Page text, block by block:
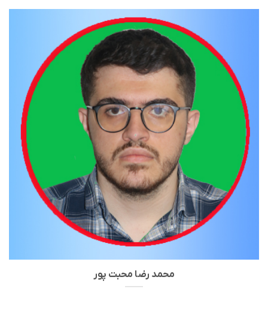
محمد رضا محبت پور